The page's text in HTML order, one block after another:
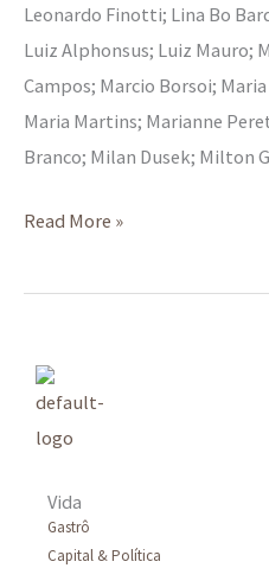
Leonardo Finotti; Lina Bo
Luiz Alphonsus; Luiz Mauro;
Campos; Marcio Borsoi;
Maria Martins; Marianne
Branco; Milan Dusek; Milton
Read More »
Vida
Gastrô
Capital & Política